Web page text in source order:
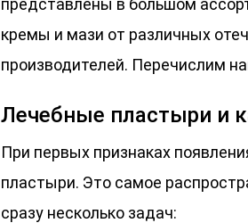
представлены в большом
кремы и мази от различных
производителей. Перечислим
Лечебные пластыри и
При первых признаках
пластыри. Это самое
сразу несколько задач: